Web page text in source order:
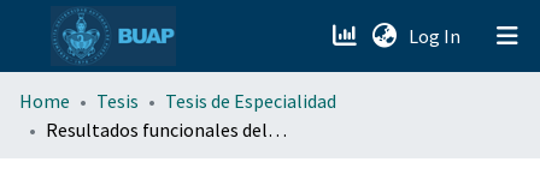
Log In (current)
menu.section.about_menu
Home Tesis
Tesis de Especialidad
Resultados funcionales del manejo quirúrgico con reducción abierta de la luxación acromioclavicular grado III mediante el uso de “Tight Rope” en el Hospital de Traumatología y Ortopedia de Puebla del IMSS